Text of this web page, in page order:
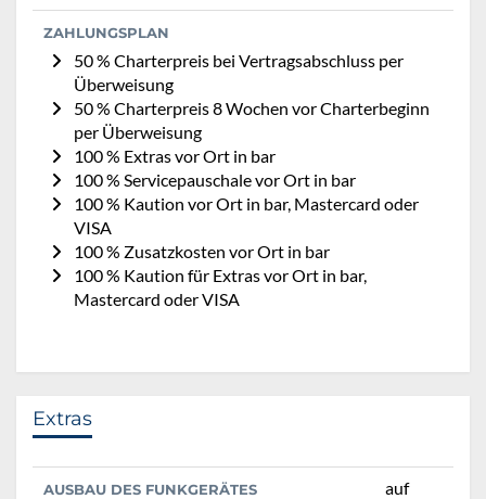
ZAHLUNGSPLAN
50 % Charterpreis bei Vertragsabschluss per
Überweisung
50 % Charterpreis 8 Wochen vor Charterbeginn
per Überweisung
100 % Extras vor Ort in bar
100 % Servicepauschale vor Ort in bar
100 % Kaution vor Ort in bar, Mastercard oder
VISA
100 % Zusatzkosten vor Ort in bar
100 % Kaution für Extras vor Ort in bar,
Mastercard oder VISA
Extras
AUSBAU DES FUNKGERÄTES
auf